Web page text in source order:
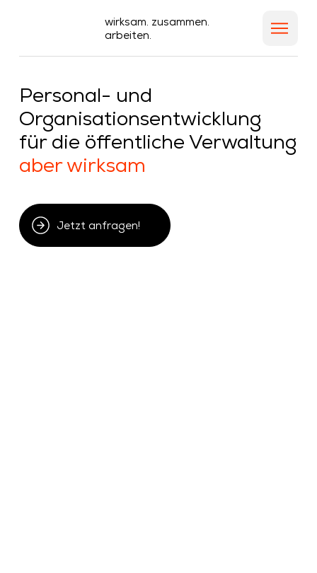
wirksam. zusammen.
arbeiten.
Personal- und
Organisationsentwicklung
für die öffentliche Verwaltung
aber wirksam
Jetzt anfragen!